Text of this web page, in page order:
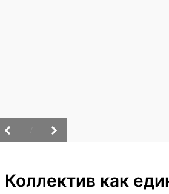
Коллектив как